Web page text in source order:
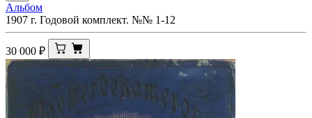
Альбом
1907 г. Годовой комплект. №№ 1-12
30 000 ₽